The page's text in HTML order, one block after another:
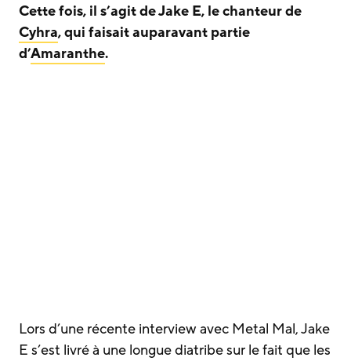
Cette fois, il s’agit de Jake E, le chanteur de
Cyhra, qui faisait auparavant partie
d’Amaranthe.
Lors d’une récente interview avec Metal Mal, Jake
E s’est livré à une longue diatribe sur le fait que les